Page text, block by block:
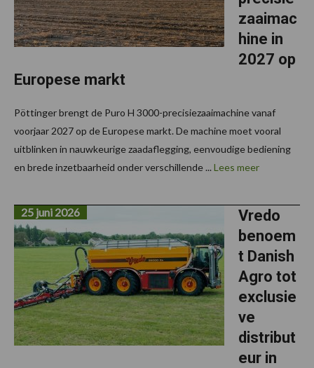
zaaimac
hine in
2027 op
Europese markt
Pöttinger brengt de Puro H 3000-precisiezaaimachine vanaf
voorjaar 2027 op de Europese markt. De machine moet vooral
uitblinken in nauwkeurige zaadaflegging, eenvoudige bediening
en brede inzetbaarheid onder verschillende ... Lees meer
Vredo
benoem
t Danish
Agro tot
exclusie
ve
distribut
eur in
25 juni 2026